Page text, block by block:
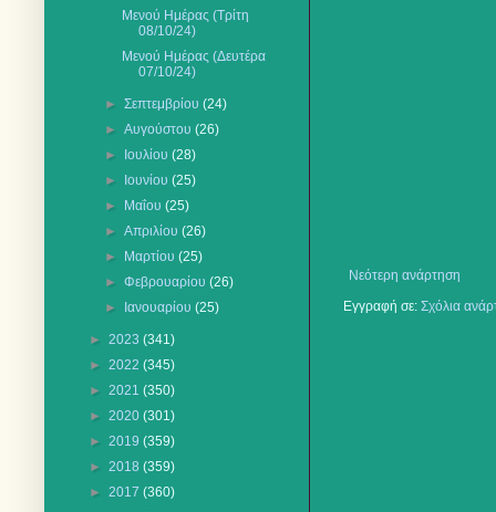
Νεότερη ανάρτηση
Εγγραφή σε: Σχόλια
Μενού Ημέρας (Τρίτη
08/10/24)
Μενού Ημέρας (Δευτέρα
07/10/24)
►Σεπτεμβρίου(24)
►Αυγούστου(26)
►
Ιουλίου(28)
►
Ιουνίου(25)
►
Μαΐου(25)
►Απριλίου(26)
►
Μαρτίου(25)
►Φεβρουαρίου(26)
►
Ιανουαρίου(25)
► 2023 (341)
► 2022 (345)
► 2021 (350)
► 2020 (301)
► 2019 (359)
► 2018 (359)
► 2017 (360)